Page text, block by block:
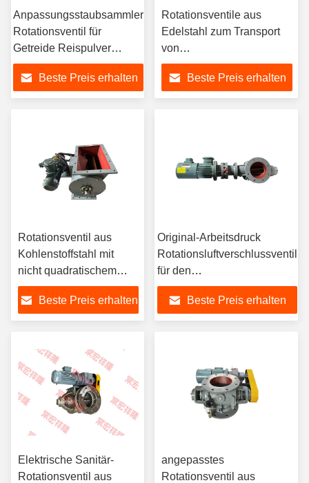
Anpassungsstaubsammler
Rotationsventil für
Getreide Reispulver
Lebensmittel
Beste Preis erhalten
Rotationsventile aus
Edelstahl zum Transport
von
Lebensmittelmaterialien
Beste Preis erhalten
Rotationsventil aus
Kohlenstoffstahl mit
nicht quadratischem
Mund
Beste Preis erhalten
Original-Arbeitsdruck
Rotationsluftverschlussventil
für den
Betriebstemperaturbereich
von minus 20 °C bis 200 °C
Beste Preis erhalten
Elektrische Sanitär-
Rotationsventil aus
angepasstes
Rotationsventil aus